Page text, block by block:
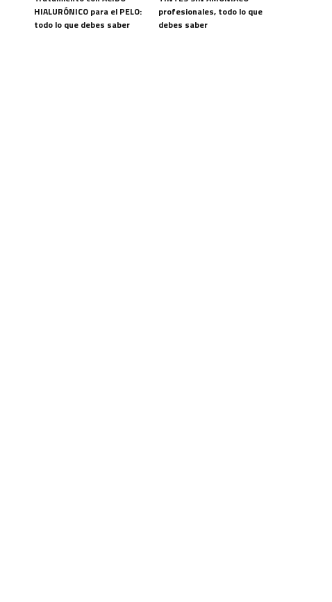
HIALURÓNICO para el PELO:
todo lo que debes saber
profesionales, todo lo que
debes saber